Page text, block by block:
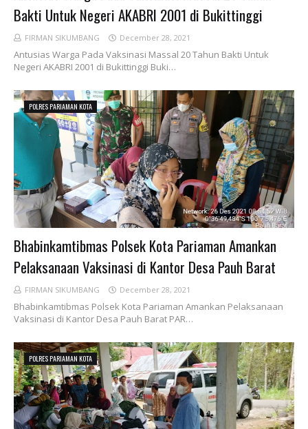
Bakti Untuk Negeri AKABRI 2001 di Bukittinggi
FIRMAN SIKUMBANG December 28, 2021
Antusias Warga Pada Vaksinasi Massal 20 Tahun Bakti Untuk
Negeri AKABRI 2001 di Bukittinggi Buki…
POLRES PARIAMAN KOTA
Bhabinkamtibmas Polsek Kota Pariaman Amankan
Pelaksanaan Vaksinasi di Kantor Desa Pauh Barat
FIRMAN SIKUMBANG December 28, 2021
Bhabinkamtibmas Polsek Kota Pariaman Amankan Pelaksanaan
Vaksinasi di Kantor Desa Pauh Barat PAR…
POLRES PARIAMAN KOTA